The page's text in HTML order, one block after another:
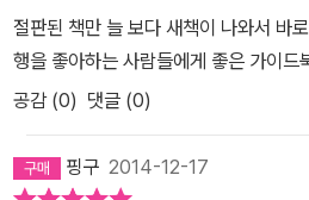
자원해 즐겁게 치러지는 장크트 마르가
지 않은 오페라들을 찾아서 세계 초연하
티나 프란카 페스티벌 등은 규모는 작지
티벌 페스티벌에 따라서는 특정 음악가의 작품을 주로 올리는 경우도
절판된 책만 늘 보다 새책이 나와서 바
행을 좋아하는 사람들에게 좋은 가이드
공감 (0) 댓글 (0)
핑구 2014-12-17